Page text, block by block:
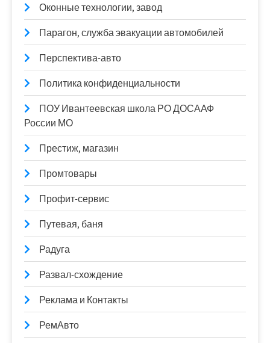
Оконные технологии, завод
Парагон, служба эвакуации автомобилей
Перспектива-авто
Политика конфиденциальности
ПОУ Ивантеевская школа РО ДОСААФ
России МО
Престиж, магазин
Промтовары
Профит-сервис
Путевая, баня
Радуга
Развал-схождение
Реклама и Контакты
РемАвто